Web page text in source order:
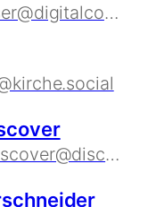
@fundraiser@digitalcourage.social
@HolosDiscover@discover.holos.social